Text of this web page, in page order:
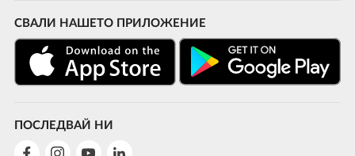
СВАЛИ НАШЕТО ПРИЛОЖЕНИЕ
ПОСЛЕДВАЙ НИ